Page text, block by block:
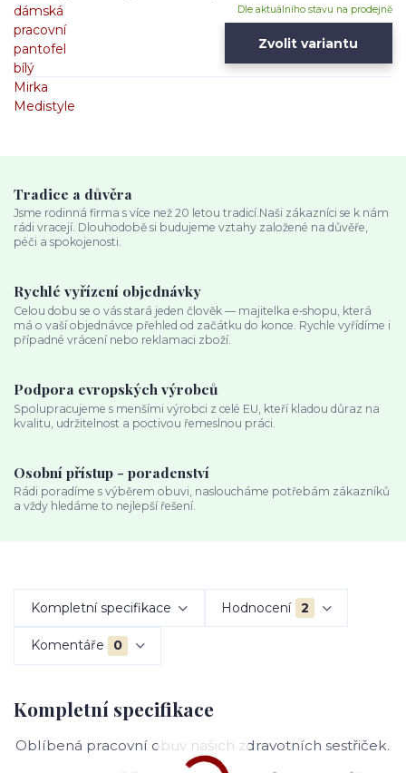
Dle aktuálního stavu na prodejně
Zvolit variantu
Tradice a důvěra
Jsme rodinná firma s více než 20 letou tradicí.Naši zákazníci se k nám
rádi vracejí. Dlouhodobě si budujeme vztahy založené na důvěře,
péči a spokojenosti.
Rychlé vyřízení objednávky
Celou dobu se o vás stará jeden člověk — majitelka e‑shopu, která
má o vaší objednávce přehled od začátku do konce. Rychle vyřídíme i
případné vrácení nebo reklamaci zboží.
Podpora evropských výrobců
Spolupracujeme s menšími výrobci z celé EU, kteří kladou důraz na
kvalitu, udržitelnost a poctivou řemeslnou práci.
Osobní přístup - poradenství
Rádi poradíme s výběrem obuvi, nasloucháme potřebám zákazníků
a vždy hledáme to nejlepší řešení.
Kompletní specifikace Hodnocení 2
Komentáře 0
Kompletní specifikace
Oblíbená pracovní obuv našich zdravotních sestřiček.